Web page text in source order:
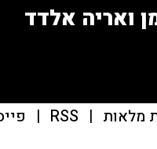
ואריה אלדד
מלאות |
RSS
|